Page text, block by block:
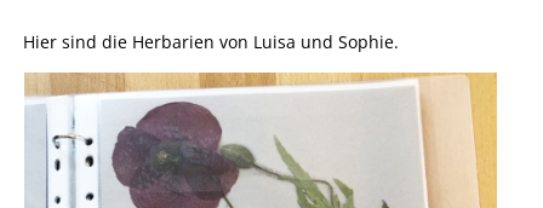
Hier sind die Herbarien von Luisa und Sophie.